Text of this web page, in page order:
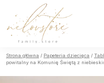
Ślub i
Wesele
Strona główna / Papeteria dziecięca /
powitalny na Komunię Świętą z